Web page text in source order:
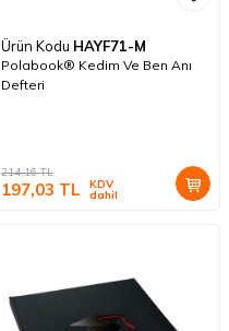
Ürün Kodu HAYF71-M
Polabook® Kedim Ve Ben Anı
Defteri
214,16TL
197,03 TL KDV
dahil